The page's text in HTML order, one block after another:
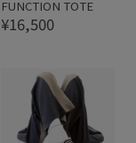
FUNCTION TOTE
¥16,500